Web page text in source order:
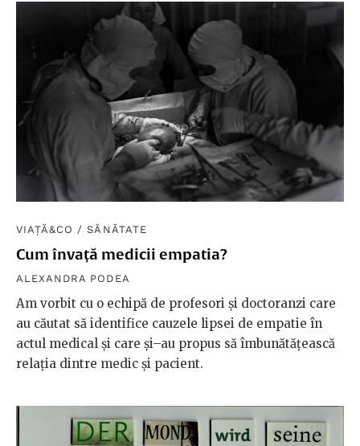
VIAȚĂ&CO /SĂNĂTATE
Cum învață medicii empatia?
ALEXANDRA PODEA
Am vorbit cu o echipă de profesori și doctoranzi care
au căutat să identifice cauzele lipsei de empatie în
actul medical și care și–au propus să îmbunătățească
relația dintre medic și pacient.